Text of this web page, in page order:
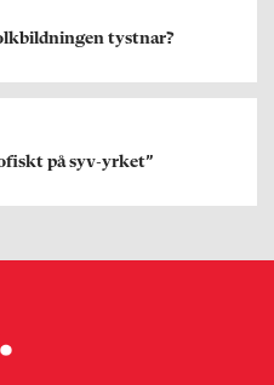
tystnar?
på syv-yrket”